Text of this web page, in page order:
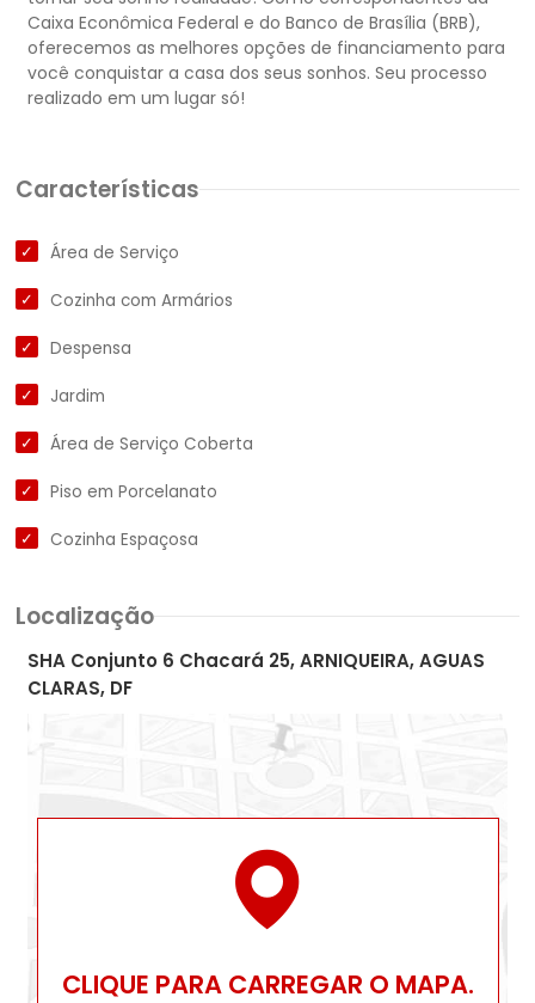
Caixa Econômica Federal e do Banco de Brasília (BRB),
oferecemos as melhores opções de financiamento para
você conquistar a casa dos seus sonhos. Seu processo
Características
Área de Serviço
Cozinha com Armários
Despensa
Jardim
Área de Serviço Coberta
Piso em Porcelanato
Cozinha Espaçosa
Localização
SHA Conjunto 6 Chacará 25, ARNIQUEIRA, AGUAS
CLARAS, DF
CLIQUE PARA CARREGAR O MAPA.